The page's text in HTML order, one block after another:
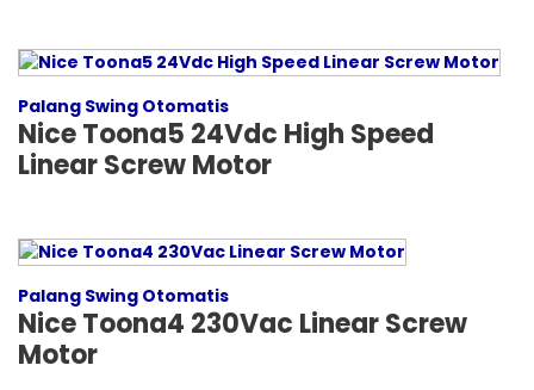
Palang Swing Otomatis
Nice Toona5 24Vdc High Speed
Linear Screw Motor
Palang Swing Otomatis
Nice Toona4 230Vac Linear Screw
Motor